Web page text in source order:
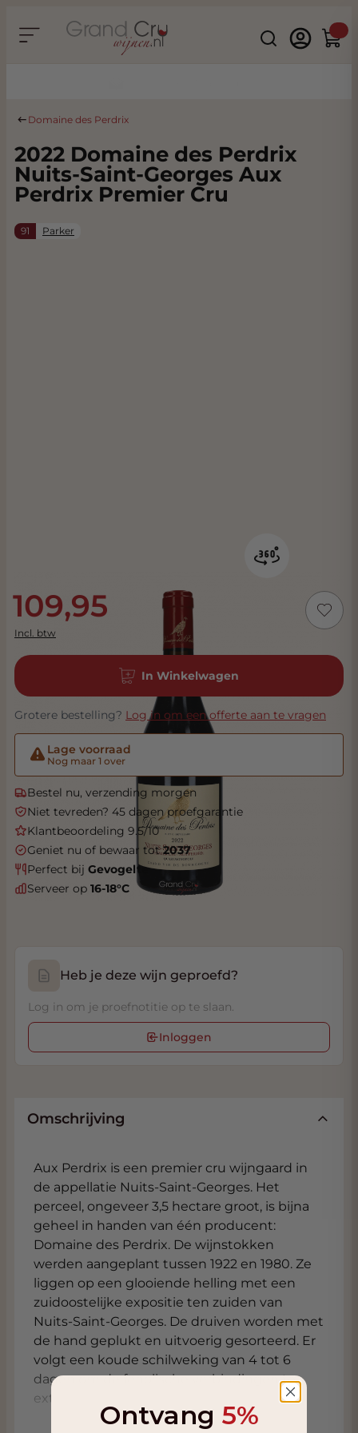
Search
Domaine des Perdrix
2022 Domaine des Perdrix
Nuits-Saint-Georges Aux
Perdrix Premier Cru
91 Parker
109,95
Incl. btw
In Winkelwagen
Grotere bestelling? Log in om een offerte aan te vragen
Lage voorraad
Nog maar 1 over
Bestel nu, verzending morgen
Niet tevreden? 45 dagen proefgarantie
Klantbeoordeling 9.5/10
Geniet nu of bewaar tot2037
Perfect bij Gevogelte
Serveer op 16-18°C
Heb je deze wijn geproefd?
Log in om je proefnotitie op te slaan.
Inloggen
Omschrijving
Aux Perdrix is een premier cru wijngaard in
de appellatie Nuits-Saint-Georges. Het
perceel, ongeveer 3,5 hectare groot, is bijna
geheel in handen van één producent:
Domaine des Perdrix. De wijnstokken
werden aangeplant tussen 1922 en 1980. Ze
liggen op een glooiende helling met een
zuidoostelijke expositie ten zuiden van
Nuits-Saint-Georges. De druiven worden met
de hand geplukt en uitvoerig gesorteerd. Er
volgt een koude schilweking van 4 tot 6
dagen om de fenolische verbindingen te
extraheren. De druiven worden vervolgens
ontsteeld en ondergaan opnieuw een
Ontvang 5%